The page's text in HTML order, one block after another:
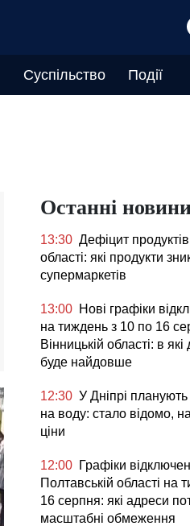
Суспільство Події
Останні
13:30 Дефіцит продуктів
області: які продукти
супермаркетів
13:00 Нові графіки
на тиждень з 10 по 16
Вінницькій області: в
буде найдовше
12:30 У Дніпрі
на воду: стало відомо,
ціни
12:00 Графіки
Полтавській області на
16 серпня: які адреси
масштабні обмеження